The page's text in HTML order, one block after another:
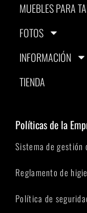
MUEBLES PARA
FOTOS
INFORMACIÓN
TIENDA
Políticas de la
Sistema de gestión
Reglamento de
Política de